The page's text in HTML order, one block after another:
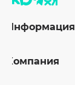
Информация
Бренды
Компания